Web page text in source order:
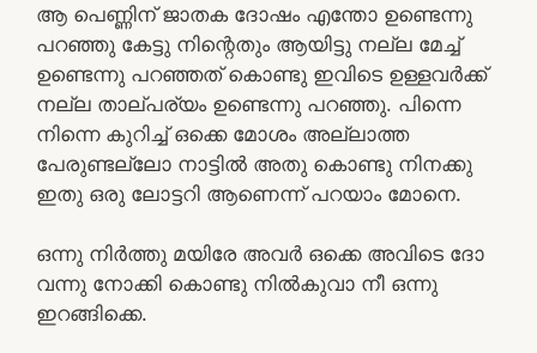
ആ പെണ്ണിന് ജാതക ദോഷം എന്തോ ഉണ്ടെന്നു
പറഞ്ഞു കേട്ടു നിന്റെതും ആയിട്ടു നല്ല മേച്ച്
ഉണ്ടെന്നു പറഞ്ഞത് കൊണ്ടു ഇവിടെ ഉള്ളവർക്ക്
നല്ല താല്പര്യം ഉണ്ടെന്നു പറഞ്ഞു. പിന്നെ
നിന്നെ കുറിച്ച് ഒക്കെ മോശം അല്ലാത്ത
പേരുണ്ടല്ലോ നാട്ടിൽ അതു കൊണ്ടു നിനക്കു
ഇതു ഒരു ലോട്ടറി ആണെന്ന് പറയാം മോനെ.
ഒന്നു നിർത്തു മയിരേ അവർ ഒക്കെ അവിടെ ദോ
വന്നു നോക്കി കൊണ്ടു നിൽകുവാ നീ ഒന്നു
ഇറങ്ങിക്കെ.